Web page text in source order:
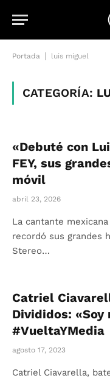
Portada luis miguel
CATEGORÍA:
«Debuté con
FEY, sus
móvil
abril 23, 2026
La cantante
recordó sus grandes
Stereo…
Catriel
Divididos: «Soy
#VueltaYMedia
agosto 17, 2023
Catriel Ciavarella,